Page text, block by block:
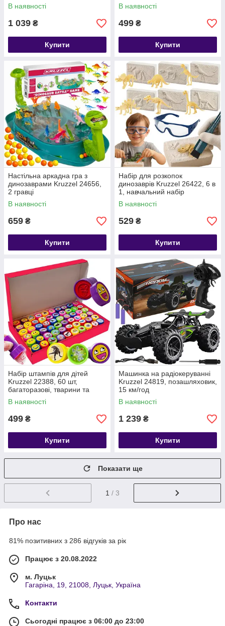
В наявності
1 039 ₴
Купити
В наявності
499 ₴
Купити
Настільна аркадна гра з
динозаврами Kruzzel 24656,
2 гравці
В наявності
659 ₴
Купити
Набір для розкопок
динозаврів Kruzzel 26422, 6 в
1, навчальний набір
палеонтолога
В наявності
529 ₴
Купити
Набір штампів для дітей
Kruzzel 22388, 60 шт,
багаторазові, тварини та
смайлики
В наявності
499 ₴
Купити
Машинка на радіокеруванні
Kruzzel 24819, позашляховик,
15 км/год
В наявності
1 239 ₴
Купити
Показати ще
1 / 3
Про нас
81% позитивних з 286 відгуків за рік
Працює з 20.08.2022
м. Луцьк
Гагаріна, 19, 21008, Луцьк, Україна
Контакти
Сьогодні працює з 06:00 до 23:00